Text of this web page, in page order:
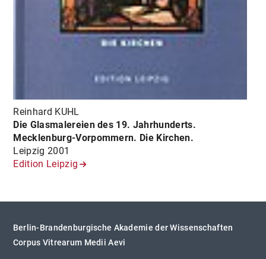
Reinhard KUHL
Die Glasmalereien des 19. Jahrhunderts.
Mecklenburg-Vorpommern. Die Kirchen.
Leipzig 2001
Edition Leipzig
Berlin-Brandenburgische Akademie der Wissenschaften
Corpus Vitrearum Medii Aevi